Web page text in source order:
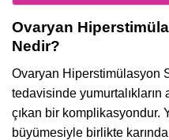
Ovaryan
Nedir?
Ovaryan Hiperstimülasyon
tedavisinde yumurtalıkların
çıkan bir komplikasyondur.
büyümesiyle birlikte karında